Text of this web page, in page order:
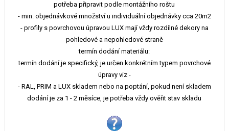
potřeba připravit podle montážního roštu
- min. objednávkové množství u individuální objednávky cca 20m2
- profily s povrchovou úpravou LUX mají vždy rozdílné dekory na
pohledové a nepohledové straně
termín dodání materiálu:
termín dodání je specifický, je určen konkrétním typem povrchové
úpravy viz -
- RAL, PRIM a LUX skladem nebo na poptání, pokud není skladem
dodání je za 1 - 2 měsíce, je potřeba vždy ověřit stav skladu